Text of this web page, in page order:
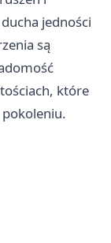
jedności
są
które